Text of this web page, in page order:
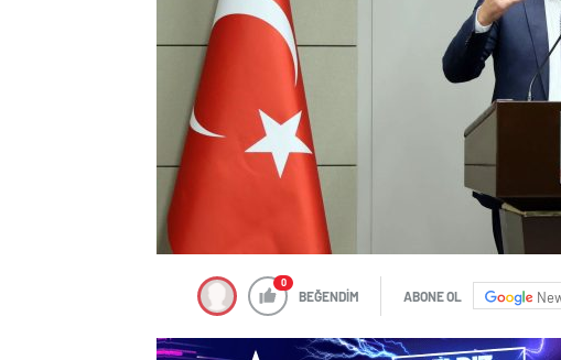
0
BEĞENDİM ABONE OL